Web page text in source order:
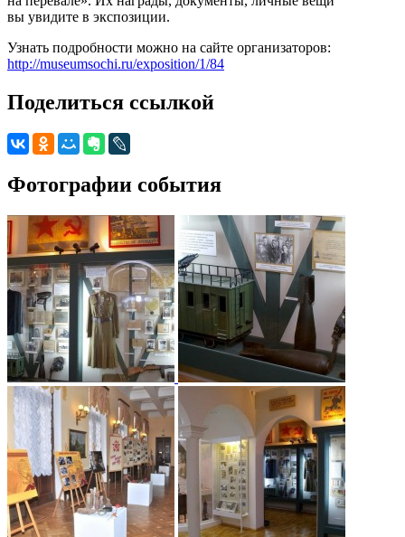
вы увидите в экспозиции.
Узнать подробности можно на сайте организаторов:
http://museumsochi.ru/exposition/1/84
Поделиться ссылкой
Фотографии события